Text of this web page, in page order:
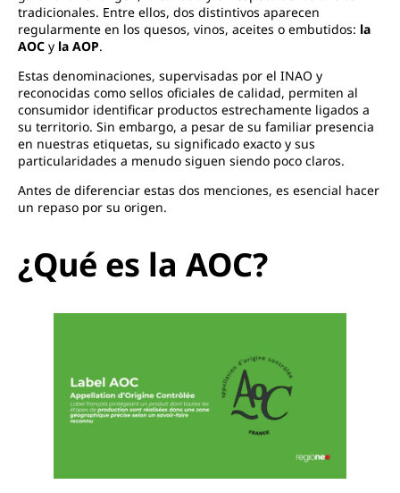
tradicionales. Entre ellos, dos distintivos aparecen
regularmente en los quesos, vinos, aceites o embutidos: la
AOC y la AOP.
Estas denominaciones, supervisadas por el INAO y
reconocidas como sellos oficiales de calidad, permiten al
consumidor identificar productos estrechamente ligados a
su territorio. Sin embargo, a pesar de su familiar presencia
en nuestras etiquetas, su significado exacto y sus
particularidades a menudo siguen siendo poco claros.
Antes de diferenciar estas dos menciones, es esencial hacer
un repaso por su origen.
¿Qué es la AOC?